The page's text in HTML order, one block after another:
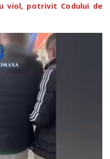
viol, potrivit Codului de